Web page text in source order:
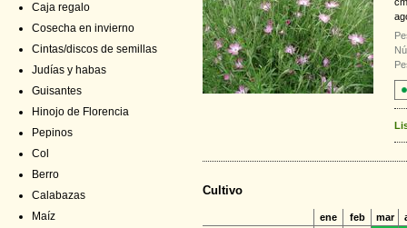
Caja regalo
Cosecha en invierno
Cintas/discos de semillas
Judías y habas
Guisantes
Hinojo de Florencia
Pepinos
Col
Berro
Calabazas
Maíz
Cultivo
ene feb mar